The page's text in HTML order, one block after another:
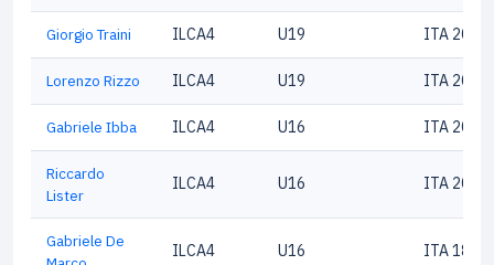
Giorgio Traini ILCA4 U19 ITA
Lorenzo Rizzo ILCA4 U19 ITA
Gabriele Ibba ILCA4 U16 ITA
Riccardo
Lister
ILCA4 U16 ITA
Gabriele De
ILCA4 U16 ITA